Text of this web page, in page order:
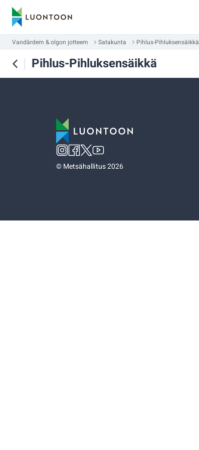
Vandârdem & olgon jotteem Satakunta Pihlus-Pihluksensäikkä
Pihlus-Pihluksensäikkä
©Metsähallitus 2026